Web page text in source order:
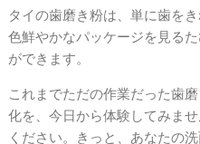
タイの歯磨き粉は、単に歯を
色鮮やかなパッケージを見る
ができます。
これまでただの作業だった歯
化を、今日から体験してみま
ください。きっと、あなたの